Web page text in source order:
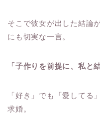
そこで彼女が出した結論
にも切実な一言。
「子作りを前提に、私と
「好き」でも「愛してる
求婚。